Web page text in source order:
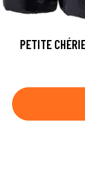
PETITE